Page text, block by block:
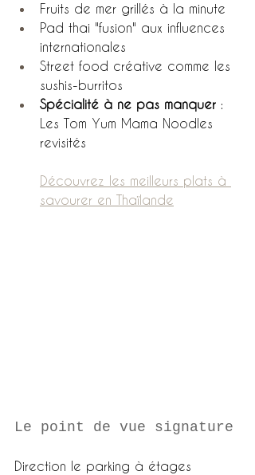
Fruits de mer grillés à la minute
Pad thai "fusion" aux influences
internationales
Street food créative comme les
sushis-burritos
Spécialité à ne pas manquer :
Les Tom Yum Mama Noodles
revisités
Découvrez les meilleurs plats à
savourer en Thaïlande
Le point de vue signature
Direction le parking à étages